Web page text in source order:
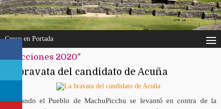
Cusco en Portada
"elecciones 2020"
La bravata del candidato de Acuña
Cuando el Pueblo de MachuPicchu se levantó en contra de la